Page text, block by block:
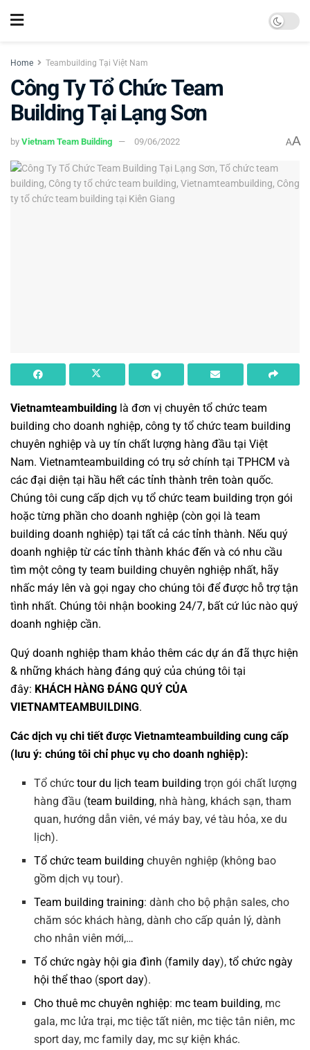
Home Teambuilding Tại Việt Nam
Công Ty Tổ Chức Team
Building Tại Lạng Sơn
by Vietnam Team Building 09/06/2022 AA
Vietnamteambuilding là đơn vị chuyên tổ chức team
building cho doanh nghiệp, công ty tổ chức team building
chuyên nghiệp và uy tín chất lượng hàng đầu tại Việt
Nam. Vietnamteambuilding có trụ sở chính tại TPHCM và
các đại diện tại hầu hết các tỉnh thành trên toàn quốc.
Chúng tôi cung cấp dịch vụ tổ chức team building trọn gói
hoặc từng phần cho doanh nghiệp (còn gọi là team
building doanh nghiệp) tại tất cả các tỉnh thành. Nếu quý
doanh nghiệp từ các tỉnh thành khác đến và có nhu cầu
tìm một công ty team building chuyên nghiệp nhất, hãy
nhấc máy lên và gọi ngay cho chúng tôi để được hỗ trợ tận
tình nhất. Chúng tôi nhận booking 24/7, bất cứ lúc nào quý
doanh nghiệp cần.
Quý doanh nghiệp tham khảo thêm các dự án đã thực hiện
& những khách hàng đáng quý của chúng tôi tại
đây: KHÁCH HÀNG ĐÁNG QUÝ CỦA
VIETNAMTEAMBUILDING.
Các dịch vụ chi tiết được Vietnamteambuilding cung cấp
(lưu ý: chúng tôi chỉ phục vụ cho doanh nghiệp):
Tổ chứctour du lịch team building trọn gói chất lượng
hàng đầu (team building, nhà hàng, khách sạn, tham
quan, hướng dẫn viên, vé máy bay, vé tàu hỏa, xe du
lịch).
Tổ chức team building chuyên nghiệp (không bao
gồm dịch vụ tour).
Team building training: dành cho bộ phận sales, cho
chăm sóc khách hàng, dành cho cấp quản lý, dành
cho nhân viên mới,…
Tổ chức ngày hội gia đình (family day),tổ chức ngày
hội thể thao (sport day).
Cho thuê mc chuyên nghiệp: mc team building, mc
gala, mc lửa trại, mc tiệc tất niên, mc tiệc tân niên, mc
sport day, mc family day, mc sự kiện khác.